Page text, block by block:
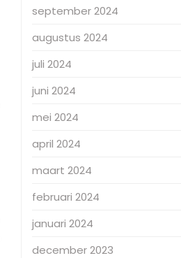
september 2024
augustus 2024
juli 2024
juni 2024
mei 2024
april 2024
maart 2024
februari 2024
januari 2024
december 2023